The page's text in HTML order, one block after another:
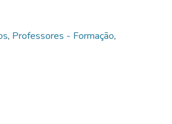
, Professores - Formação,